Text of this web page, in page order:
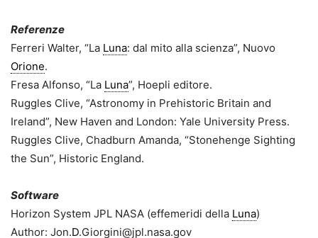
Referenze
Ferreri Walter, “La Luna: dal mito alla scienza”, Nuovo
Orione.
Fresa Alfonso, “La Luna”, Hoepli editore.
Ruggles Clive, “Astronomy in Prehistoric Britain and
Ireland”, New Haven and London: Yale University Press.
Ruggles Clive, Chadburn Amanda, “Stonehenge Sighting
the Sun”, Historic England.
Software
Horizon System JPL NASA (effemeridi della Luna)
Author: Jon.D.Giorgini@jpl.nasa.gov